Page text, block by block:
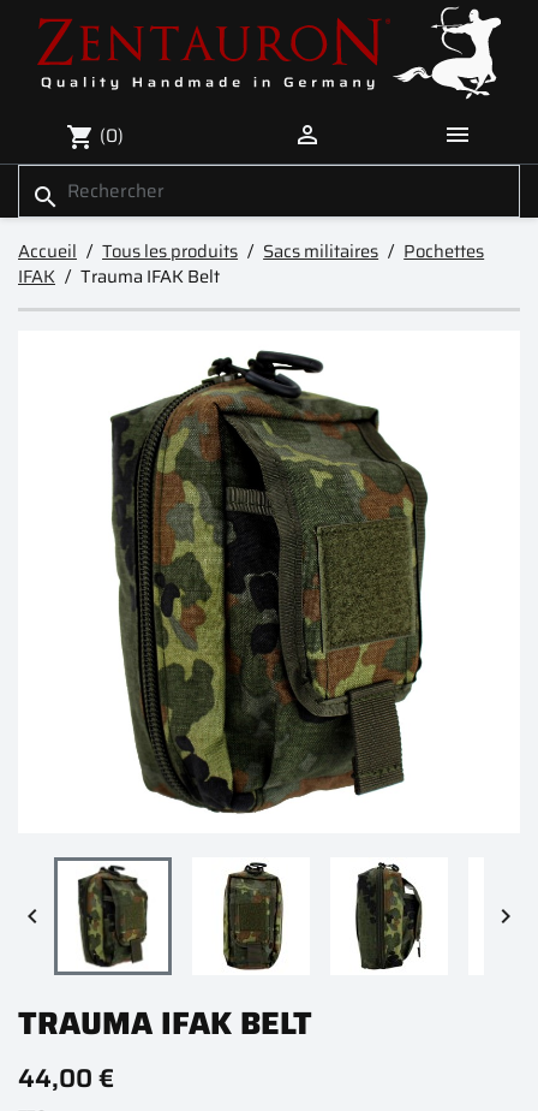
shopping_cart (0)  
search
Accueil Tous les produits Sacs militaires
Pochettes
IFAK
Trauma IFAK Belt
 
TRAUMA IFAK BELT
44,00 €